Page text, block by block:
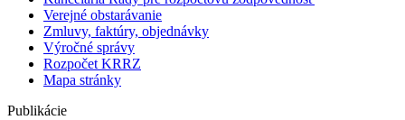
Verejné obstarávanie
Zmluvy, faktúry, objednávky
Výročné správy
Rozpočet KRRZ
Mapa stránky
Publikácie